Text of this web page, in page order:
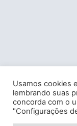
Usamos cookies
lembrando suas
concorda com o
"Configurações